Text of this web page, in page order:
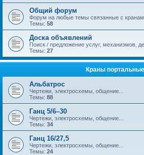
Общий форум
Форум на любые темы связанные с
Темы: 58
Доска объявлений
Поиск / предложение услуг, механизмов,
Темы: 27
Краны портальные
Альбатрос
Чертежи, электросхемы, общение...
Темы: 88
Ганц 5/6–30
Чертежи, электросхемы, общение...
Темы: 34
Ганц 16/27,5
Чертежи, электросхемы, общение...
Темы: 24